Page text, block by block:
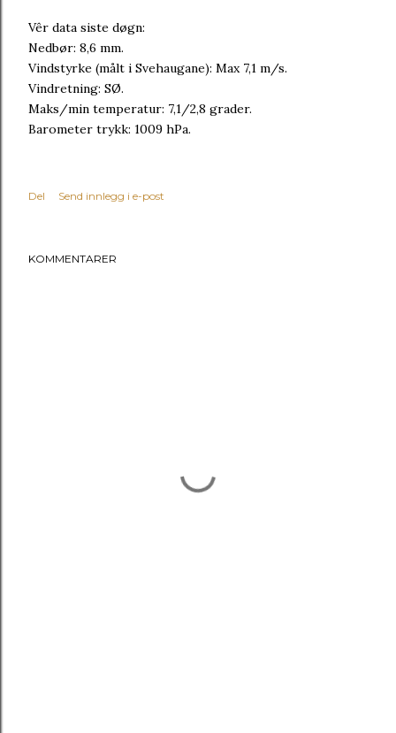
Vêr data siste døgn:
Nedbør: 8,6 mm.
Vindstyrke (målt i Svehaugane): Max 7,1 m/s.
Vindretning: SØ.
Maks/min temperatur: 7,1/2,8 grader.
Barometer trykk: 1009 hPa.
Del Send innlegg i e-post
KOMMENTARER